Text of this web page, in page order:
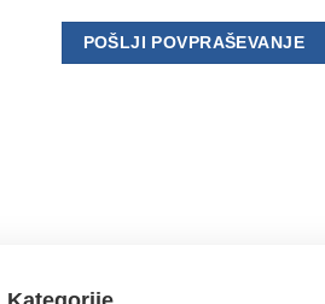
POŠLJI POVPRAŠEVANJE